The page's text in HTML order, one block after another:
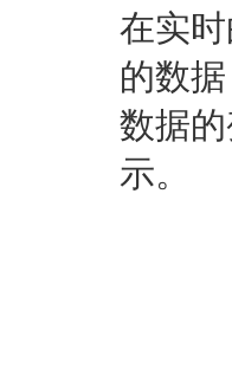
在实
的数
数据
示。